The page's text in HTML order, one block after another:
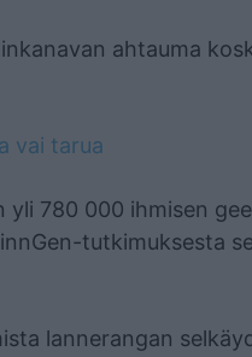
ahtauma
vai tarua
yli 780 000 ihmisen
tutkimuksesta
lannerangan